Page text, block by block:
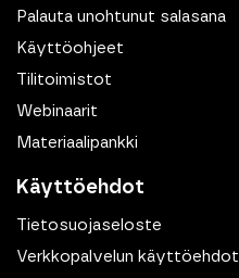
Palauta unohtunut salasana
Käyttöohjeet
Tilitoimistot
Webinaarit
Materiaalipankki
Käyttöehdot
Tietosuojaseloste
Verkkopalvelun käyttöehdot